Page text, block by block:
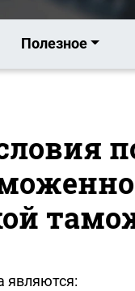
Полезное
являются: